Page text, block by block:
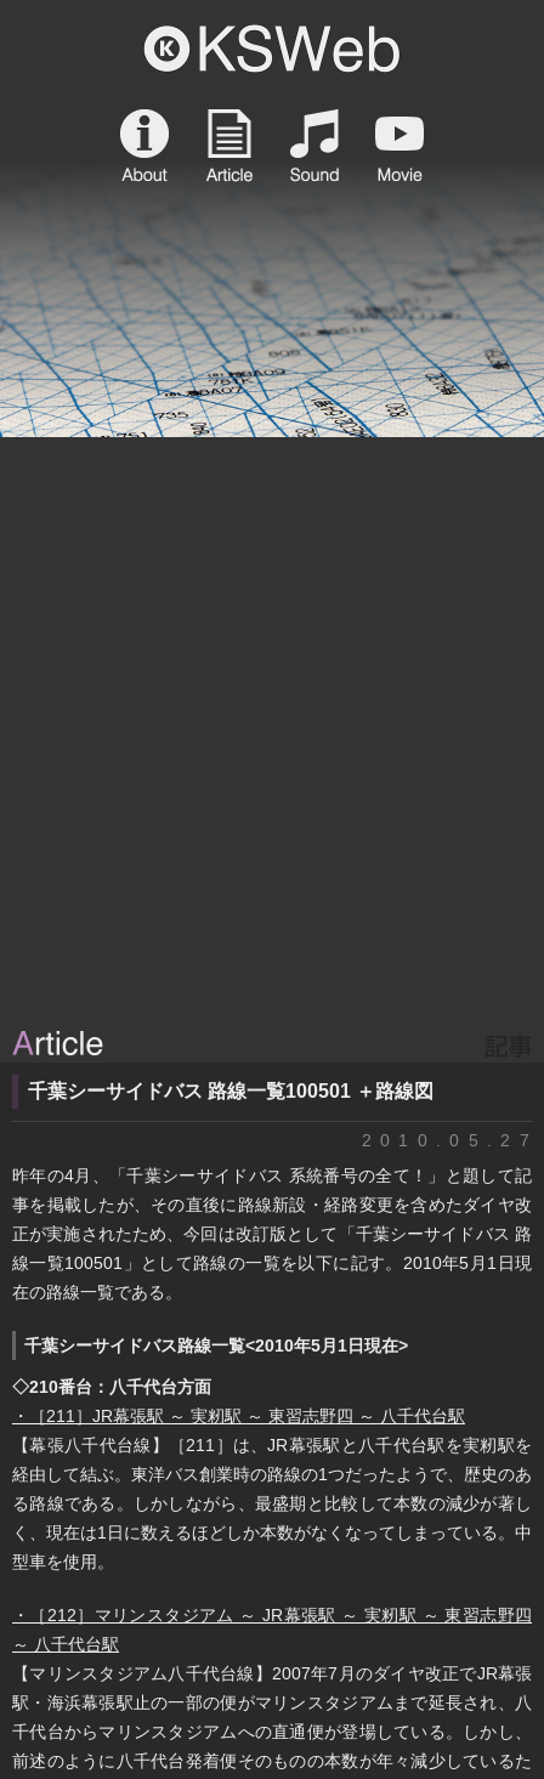
千葉シーサイドバス 路線一覧100501 ＋路線図
2010.05.27
昨年の4月、「千葉シーサイドバス 系統番号の全て！」と題して記
事を掲載したが、その直後に路線新設・経路変更を含めたダイヤ改
正が実施されたため、今回は改訂版として「千葉シーサイドバス 路
線一覧100501」として路線の一覧を以下に記す。2010年5月1日現
在の路線一覧である。
千葉シーサイドバス路線一覧<2010年5月1日現在>
◇210番台：八千代台方面
・［211］JR幕張駅 ～ 実籾駅 ～ 東習志野四 ～ 八千代台駅
【幕張八千代台線】［211］は、JR幕張駅と八千代台駅を実籾駅を
経由して結ぶ。東洋バス創業時の路線の1つだったようで、歴史のあ
る路線である。しかしながら、最盛期と比較して本数の減少が著し
く、現在は1日に数えるほどしか本数がなくなってしまっている。中
型車を使用。
・［212］マリンスタジアム ～ JR幕張駅 ～ 実籾駅 ～ 東習志野四
～ 八千代台駅
【マリンスタジアム八千代台線】2007年7月のダイヤ改正でJR幕張
駅・海浜幕張駅止の一部の便がマリンスタジアムまで延長され、八
千代台からマリンスタジアムへの直通便が登場している。しかし、
前述のように八千代台発着便そのものの本数が年々減少しているた